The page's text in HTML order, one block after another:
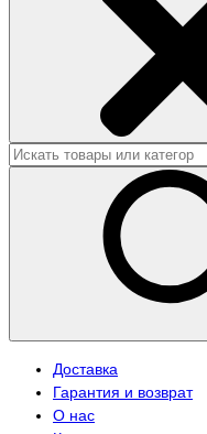
Доставка
Гарантия и возврат
О нас